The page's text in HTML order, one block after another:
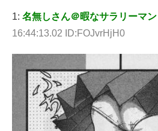
1: 名無しさん＠暇なサラリーマン
16:44:13.02 ID:FOJvrHjH0